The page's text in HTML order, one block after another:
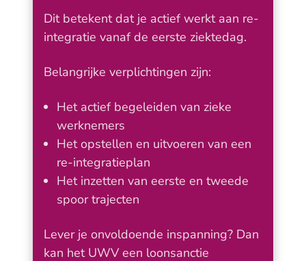
Dit betekent dat je actief werkt aan re-
integratie vanaf de eerste ziektedag.
Belangrijke verplichtingen zijn:
Het actief begeleiden van zieke
werknemers
Het opstellen en uitvoeren van een
re-integratieplan
Het inzetten van eerste en tweede
spoor trajecten
Lever je onvoldoende inspanning? Dan
kan het UWV een loonsanctie